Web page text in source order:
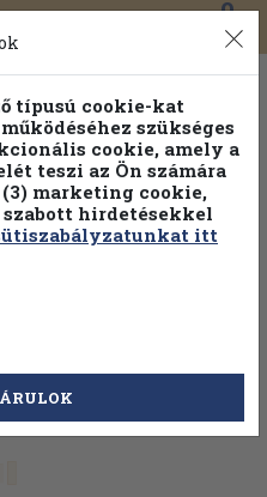
0
30 000 kötet közül
20% kedvezménnyel!
típusú cookie-kat
szükséges
cookie, amely a
teszi az Ön számára
(3) marketing cookie,
hirdetésekkel
itt